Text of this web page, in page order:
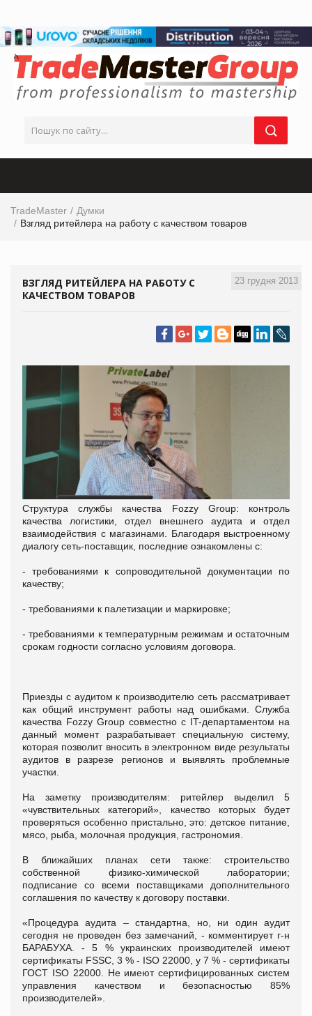
TradeMaster
Думки
Взгляд ритейлера на работу с качеством товаров
23 грудня 2013
ВЗГЛЯД РИТЕЙЛЕРА НА РАБОТУ С
КАЧЕСТВОМ ТОВАРОВ
Структура службы качества Fozzy Group: контроль
качества логистики, отдел внешнего аудита и отдел
взаимодействия с магазинами. Благодаря выстроенному
диалогу сеть-поставщик, последние ознакомлены с:
- требованиями к сопроводительной документации по
качеству;
- требованиями к палетизации и маркировке;
- требованиями к температурным режимам и остаточным
срокам годности согласно условиям договора.
Приезды с аудитом к производителю сеть рассматривает
как общий инструмент работы над ошибками. Служба
качества Fozzy Group совместно с IT-департаментом на
данный момент разрабатывает специальную систему,
которая позволит вносить в электронном виде результаты
аудитов в разрезе регионов и выявлять проблемные
участки.
На заметку производителям: ритейлер выделил 5
«чувствительных категорий», качество которых будет
проверяться особенно пристально, это: детское питание,
мясо, рыба, молочная продукция, гастрономия.
В ближайших планах сети также: строительство
собственной физико-химической лаборатории;
подписание со всеми поставщиками дополнительного
соглашения по качеству к договору поставки.
«Процедура аудита – стандартна, но, ни один аудит
сегодня не проведен без замечаний, - комментирует г-н
БАРАБУХА. - 5 % украинских производителей имеют
сертификаты FSSC, 3 % - ISO 22000, у 7 % - сертификаты
ГОСТ ISO 22000. Не имеют сертифицированных систем
управления качеством и безопасностью 85%
производителей».